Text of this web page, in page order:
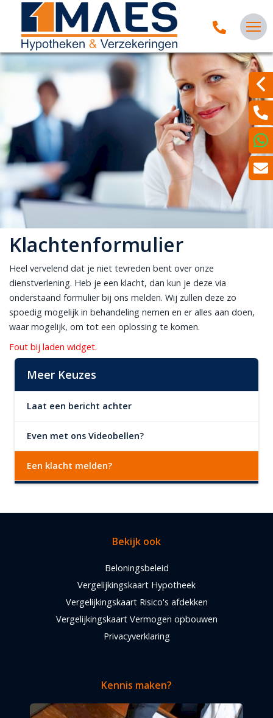
Klachtenformulier
Heel vervelend dat je niet tevreden bent over onze
dienstverlening. Heb je een klacht, dan kun je deze via
onderstaand formulier bij ons melden. Wij zullen deze zo
spoedig mogelijk in behandeling nemen en er alles aan doen,
waar mogelijk, om tot een oplossing te komen.
Fout bij laden widget.
Meer Keuzes
Laat een bericht achter
Even met ons Videobellen?
Een klacht melden?
Bekijk ook
Beloningsbeleid
Vergelijkingskaart Hypotheek
Vergelijkingskaart Risico's afdekken
Vergelijkingskaart Vermogen opbouwen
Privacyverklaring
Kennis maken?